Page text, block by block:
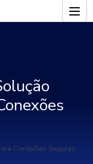
Conexões Seguras